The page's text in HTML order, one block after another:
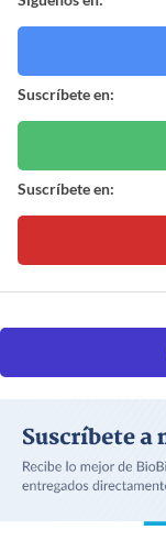
Suscríbete en:
Suscríbete en: